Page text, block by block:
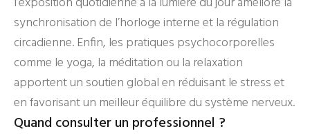
synchronisation de l’horloge interne et la régulation
circadienne. Enfin, les pratiques psychocorporelles
comme le yoga, la méditation ou la relaxation
apportent un soutien global en réduisant le stress et
en favorisant un meilleur équilibre du système nerveux.
Quand consulter un professionnel ?